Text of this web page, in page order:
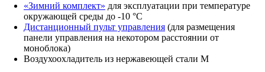
«Зимний комплект» для эксплуатации при температуре
окружающей среды до -10 °C
Дистанционный пульт управления (для размещения
панели управления на некотором расстоянии от
моноблока)
Воздухоохладитель из нержавеющей стали М